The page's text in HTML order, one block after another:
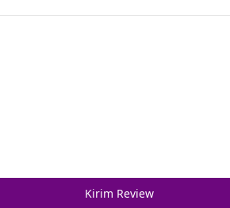
Kirim Review